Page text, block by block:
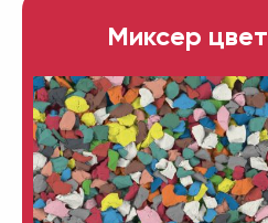
Миксер